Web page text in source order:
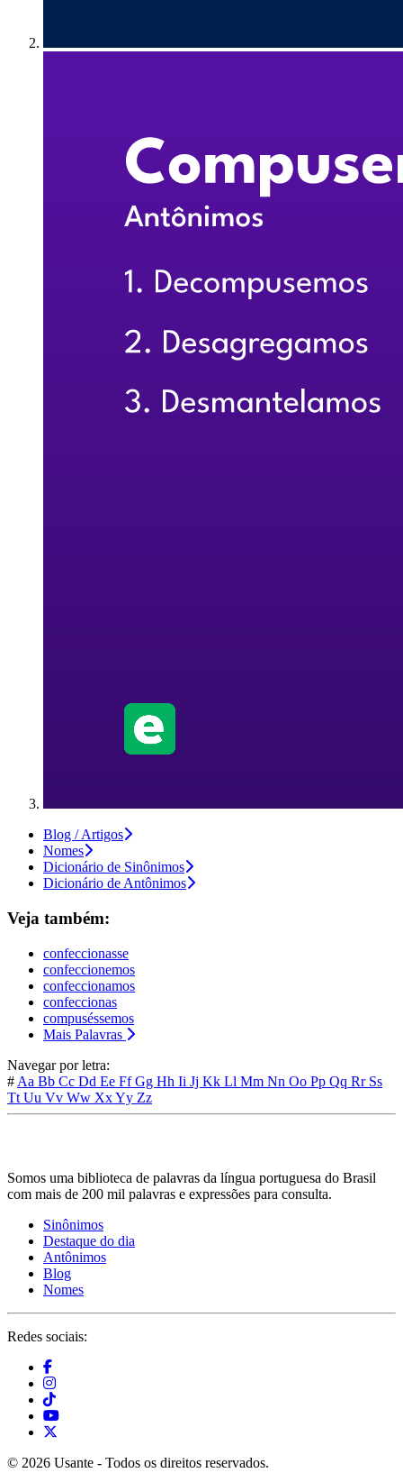
Blog / Artigos
Nomes
Dicionário de Sinônimos
Dicionário de Antônimos
Veja também:
confeccionasse
confeccionemos
confeccionamos
confeccionas
compuséssemos
Mais Palavras
Navegar por letra:
# Aa Bb Cc Dd Ee FfGg Hh Ii Jj Kk Ll Mm Nn Oo Pp Qq Rr Ss
Tt Uu Vv Ww XxYy Zz
Somos uma biblioteca de palavras da língua portuguesa do Brasil
com mais de 200 mil palavras e expressões para consulta.
Sinônimos
Destaque do dia
Antônimos
Blog
Nomes
Redes sociais:
© 2026 Usante - Todos os direitos reservados.